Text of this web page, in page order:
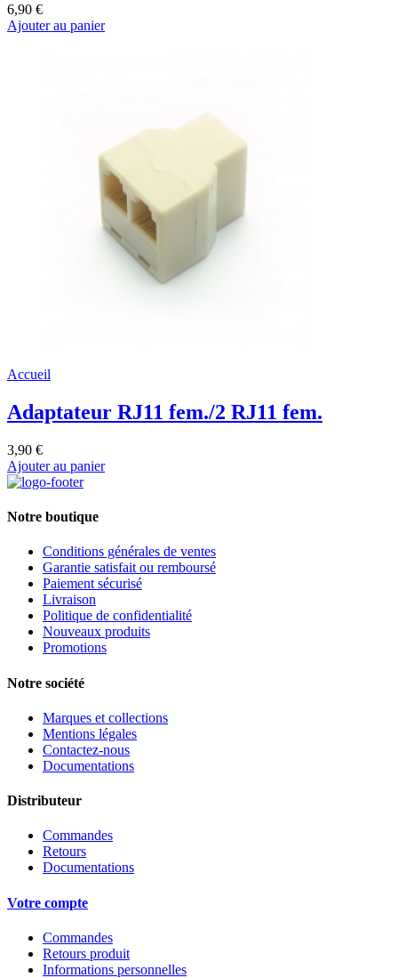
6,90 €
Ajouter au panier
Accueil
Adaptateur RJ11 fem./2 RJ11 fem.
3,90 €
Ajouter au panier
Notre boutique
Conditions générales de ventes
Garantie satisfait ou remboursé
Paiement sécurisé
Livraison
Politique de confidentialité
Nouveaux produits
Promotions
Notre société
Marques et collections
Mentions légales
Contactez-nous
Documentations
Distributeur
Commandes
Retours
Documentations
Votre compte
Commandes
Retours produit
Informations personnelles